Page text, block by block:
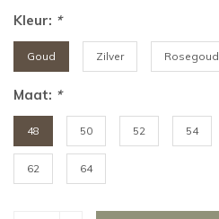
Kleur: *
Goud Zilver Rosegoud
Maat: *
48 50 52 54
62 64